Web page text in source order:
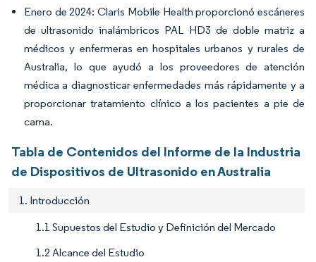
Enero de 2024: Claris Mobile Health proporcionó escáneres
de ultrasonido inalámbricos PAL HD3 de doble matriz a
médicos y enfermeras en hospitales urbanos y rurales de
Australia, lo que ayudó a los proveedores de atención
médica a diagnosticar enfermedades más rápidamente y a
proporcionar tratamiento clínico a los pacientes a pie de
cama.
Tabla de Contenidos del Informe de la Industria
de Dispositivos de Ultrasonido en Australia
1. Introducción
1.1 Supuestos del Estudio y Definición del Mercado
1.2 Alcance del Estudio